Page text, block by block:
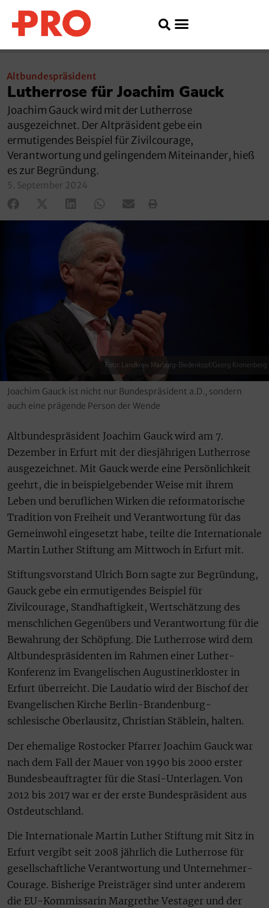
Altbundespräsident
Lutherrose für Joachim Gauck
Joachim Gauck wird mit der Lutherrose
ausgezeichnet. Der Altpräsident gebe ein
ermutigendes Beispiel für Zivilcourage,
Verantwortung und gelingendem Miteinander, hieß
es zur Begründung.
5. September 2024
Foto: Landkreis Marburg-Biedenkopf/Georg Kronenberg
Joachim Gauck ist nicht nur Bundespräsident a.D., sondern
auch eine prägende Person der Wende
Altbundespräsident Joachim Gauck wird am 7.
Dezember in Erfurt mit der diesjährigen Lutherrose
ausgezeichnet. Mit Gauck werde eine Persönlichkeit
geehrt, die in beispielgebender Weise mit ihrem
Leben und beruflichen Wirken die reformatorische
Tradition von Freiheit und Verantwortung für das
Gemeinwohl eingesetzt habe, teilte die Internationale
Martin Luther Stiftung am Mittwoch in Erfurt mit.
Stiftungsvorstand Ulrich Born sagte zur Begründung,
Gauck gebe ein ermutigendes Beispiel für
Zivilcourage, Standhaftigkeit, Wertschätzung des
menschlichen Gegenübers und Verantwortung für die
Bewahrung der Schöpfung. Die Lutherrose wird dem
Altbundespräsidenten im Rahmen einer Luther-
Konferenz im Evangelischen Augustinerkloster in
Erfurt überreicht. Die Laudatio wird der Bischof der
Evangelischen Kirche Berlin-Brandenburg-
schlesische Oberlausitz, Christian Stäblein, halten.
Der ehemalige Rostocker Pfarrer Joachim Gauck war
nach dem Fall der Mauer von 1990 bis 2000 erster
Bundesbeauftragter für die Stasi-Unterlagen. Von
2012 bis 2017 war er der erste Bundespräsident aus
Ostdeutschland.
Die Internationale Martin Luther Stiftung mit Sitz in
Erfurt vergibt seit 2008 jährlich die Lutherrose für
gesellschaftliche Verantwortung und Unternehmer-
Courage. Bisherige Preisträger sind unter anderem
die EU-Kommissarin Margrethe Vestager und der